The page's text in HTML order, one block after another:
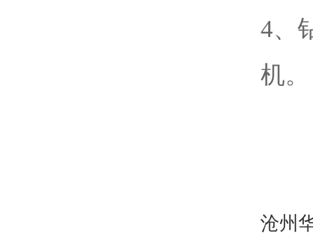
4、
机。
沧州